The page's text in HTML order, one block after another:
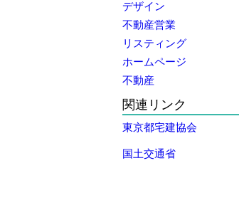
デザイン
不動産営業
リスティング
ホームページ
不動産
関連リンク
東京都宅建協会
国土交通省